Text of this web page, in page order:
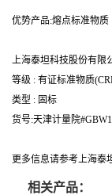
优势产品:熔点标准物质
上海泰坦科技股份有
等级 : 有证标准物质
类型 : 固标
货号:天津计量院
更多信息请参考上海泰
相关产品：